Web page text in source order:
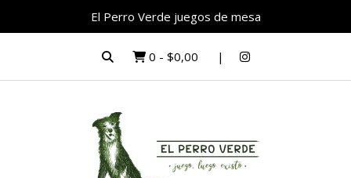
El Perro Verde juegos de mesa
0 - $0,00